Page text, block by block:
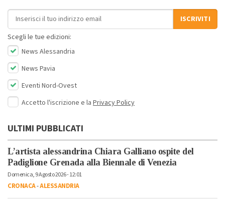
Indirizzo email
ISCRIVITI
Scegli le tue edizioni:
News Alessandria
News Pavia
Eventi Nord-Ovest
Accetto l'iscrizione e la Privacy Policy
ULTIMI PUBBLICATI
L’artista alessandrina Chiara Galliano ospite del
Padiglione Grenada alla Biennale di Venezia
Domenica, 9 Agosto 2026 - 12:01
CRONACA-ALESSANDRIA